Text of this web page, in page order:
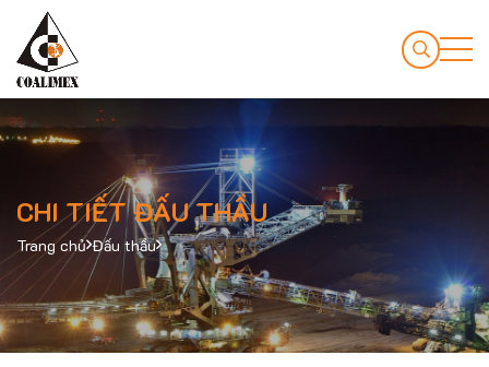
CHI TIẾT ĐẤU THẦU
Trang chủ Đấu thầu